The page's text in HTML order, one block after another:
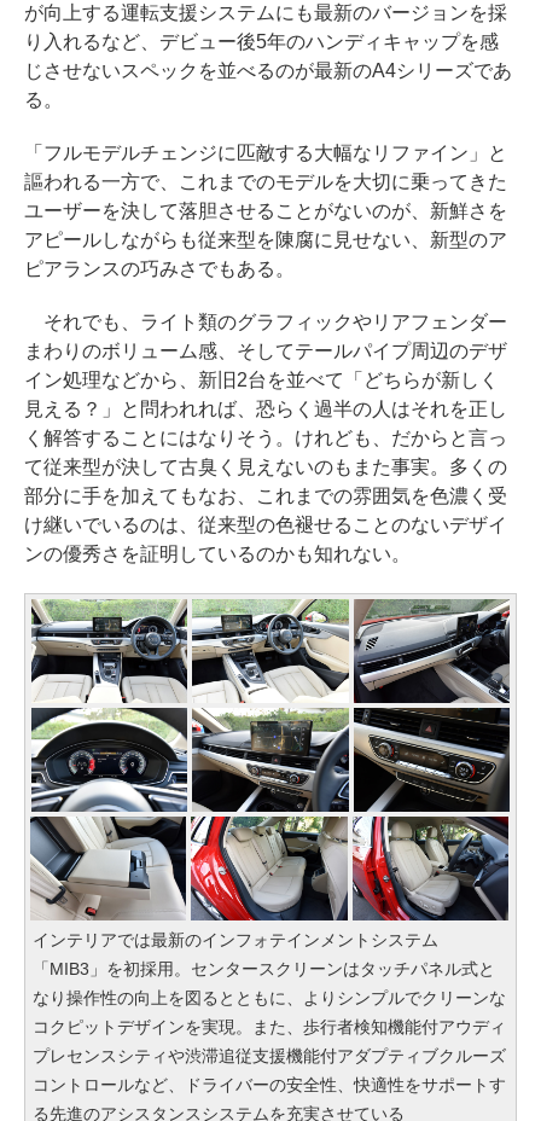
が向上する運転支援システムにも最新のバージョンを採
り入れるなど、デビュー後5年のハンディキャップを感
じさせないスペックを並べるのが最新のA4シリーズであ
る。
「フルモデルチェンジに匹敵する大幅なリファイン」と
謳われる一方で、これまでのモデルを大切に乗ってきた
ユーザーを決して落胆させることがないのが、新鮮さを
アピールしながらも従来型を陳腐に見せない、新型のア
ピアランスの巧みさでもある。
それでも、ライト類のグラフィックやリアフェンダー
まわりのボリューム感、そしてテールパイプ周辺のデザ
イン処理などから、新旧2台を並べて「どちらが新しく
見える？」と問われれば、恐らく過半の人はそれを正し
く解答することにはなりそう。けれども、だからと言っ
て従来型が決して古臭く見えないのもまた事実。多くの
部分に手を加えてもなお、これまでの雰囲気を色濃く受
け継いでいるのは、従来型の色褪せることのないデザイ
ンの優秀さを証明しているのかも知れない。
インテリアでは最新のインフォテインメントシステム
「MIB3」を初採用。センタースクリーンはタッチパネル式と
なり操作性の向上を図るとともに、よりシンプルでクリーンな
コクピットデザインを実現。また、歩行者検知機能付アウディ
プレセンスシティや渋滞追従支援機能付アダプティブクルーズ
コントロールなど、ドライバーの安全性、快適性をサポートす
る先進のアシスタンスシステムを充実させている